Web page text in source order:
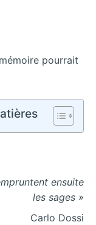
pourrait
ensuite
les sages »
Carlo Dossi